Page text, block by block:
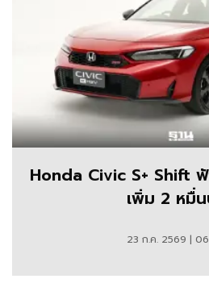
Honda Civic S+ Shift
เพิ่ม 2 หมื่
23 ก.ค. 2569 |